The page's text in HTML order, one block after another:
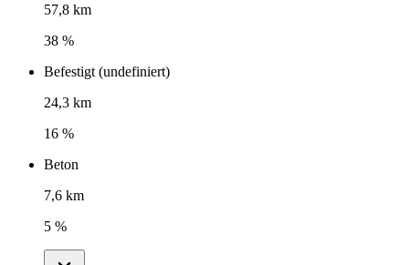
57,8 km
38 %
Befestigt (undefiniert)
24,3 km
16 %
Beton
7,6 km
5 %